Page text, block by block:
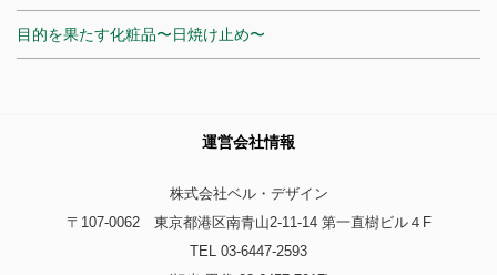
目的を果たす化粧品〜日焼け止め〜
運営会社情報
株式会社ベル・デザイン
〒107-0062 東京都港区南青山2-11-14 第一直樹ビル４F
TEL 03-6447-2593